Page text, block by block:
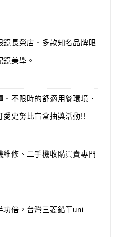
鏡長榮店．多款知名品牌眼
美學。
不限時的舒適用餐環境．
愛史努比盲盒抽獎活動!!
維修、二手機收購買賣專門
功倍，台灣三菱鉛筆uni